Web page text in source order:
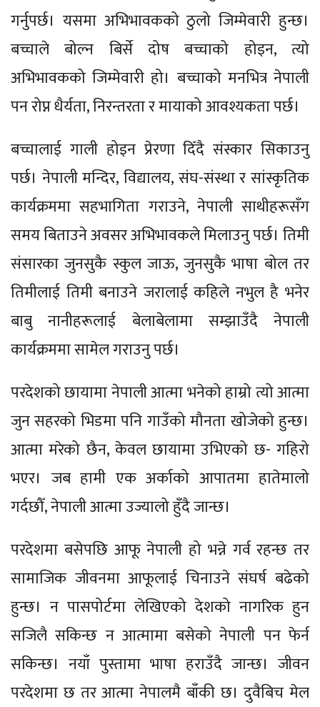
गर्नुपर्छ। यसमा अभिभावकको ठुलो जिम्मेवारी हुन्छ।
बच्चाले बोल्न बिर्से दोष बच्चाको होइन, त्यो
अभिभावकको जिम्मेवारी हो। बच्चाको मनभित्र नेपाली
पन रोप्न धैर्यता, निरन्तरता र मायाको आवश्यकता पर्छ।
बच्चालाई गाली होइन प्रेरणा दिँदै संस्कार सिकाउनु
पर्छ। नेपाली मन्दिर, विद्यालय, संघ-संस्था र सांस्कृतिक
कार्यक्रममा सहभागिता गराउने, नेपाली साथीहरूसँग
समय बिताउने अवसर अभिभावकले मिलाउनु पर्छ। तिमी
संसारका जुनसुकै स्कुल जाऊ, जुनसुकै भाषा बोल तर
तिमीलाई तिमी बनाउने जरालाई कहिले नभुल है भनेर
बाबु नानीहरूलाई बेलाबेलामा सम्झाउँदै नेपाली
कार्यक्रममा सामेल गराउनु पर्छ।
परदेशको छायामा नेपाली आत्मा भनेको हाम्रो त्यो आत्मा
जुन सहरको भिडमा पनि गाउँको मौनता खोजेको हुन्छ।
आत्मा मरेको छैन, केवल छायामा उभिएको छ- गहिरो
भएर। जब हामी एक अर्काको आपातमा हातेमालो
गर्दछौँ, नेपाली आत्मा उज्यालो हुँदै जान्छ।
परदेशमा बसेपछि आफू नेपाली हो भन्ने गर्व रहन्छ तर
सामाजिक जीवनमा आफूलाई चिनाउने संघर्ष बढेको
हुन्छ। न पासपोर्टमा लेखिएको देशको नागरिक हुन
सजिलै सकिन्छ न आत्मामा बसेको नेपाली पन फेर्न
सकिन्छ। नयाँ पुस्तामा भाषा हराउँदै जान्छ। जीवन
परदेशमा छ तर आत्मा नेपालमै बाँकी छ। दुवैबिच मेल